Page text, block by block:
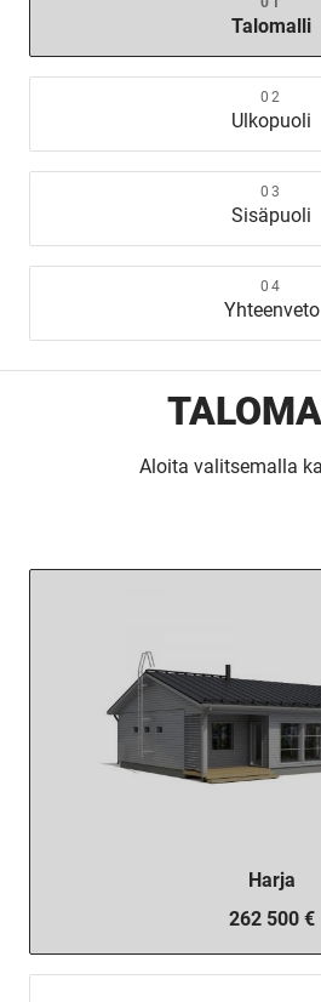
Talomalli
Ulkopuoli
Sisäpuoli
Yhteenveto
Aloita valitsemalla
Harja
262 500 €